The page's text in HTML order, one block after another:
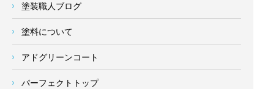
塗装職人ブログ
塗料について
アドグリーンコート
パーフェクトトップ